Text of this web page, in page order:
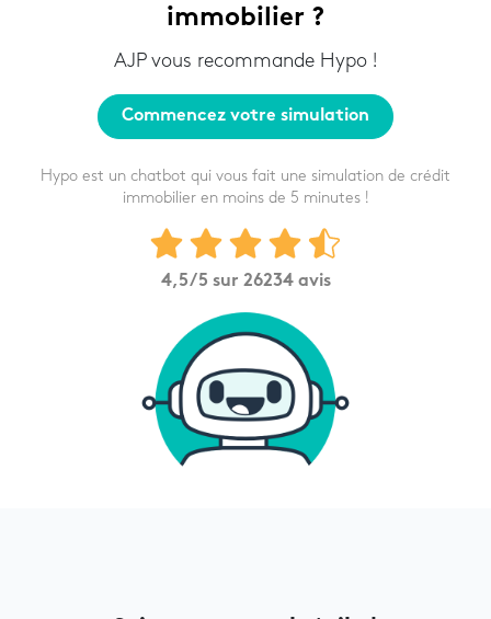
immobilier ?
AJP vous recommande Hypo !
Commencez votre simulation
Hypo est un chatbot qui vous fait une simulation de crédit
immobilier en moins de 5 minutes !
4,5/5 sur 26234avis